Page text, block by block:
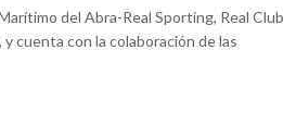
del Abra-Real Sporting, Real Club
cuenta con la colaboración de las